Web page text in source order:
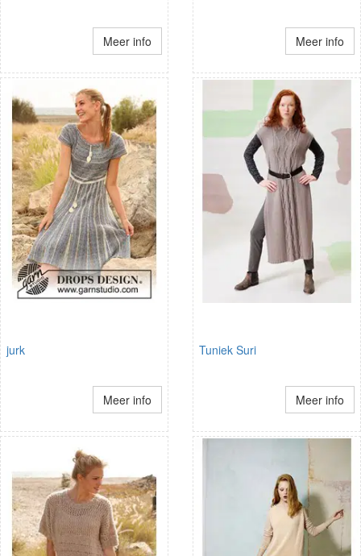
Meer info Meer info
jurk
Meer info
Tuniek Suri
Meer info